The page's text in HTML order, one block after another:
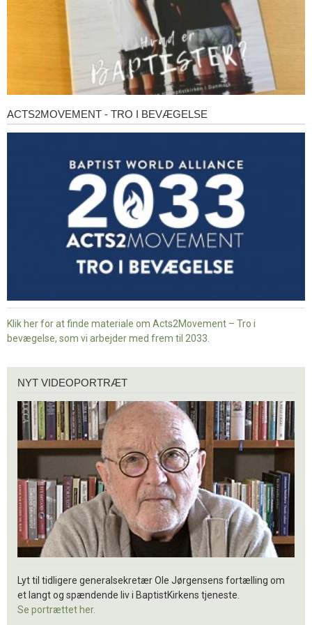
Acts2Movement
-
ACTS2MOVEMENT - TRO I BEVÆGELSE
Klik her for at finde materiale om Acts2Movement – Tro i
bevægelse, som vi arbejder med frem til 2033.
videoportræt
NYT VIDEOPORTRÆT
Lyt til tidligere generalsekretær Ole Jørgensens fortælling om
et langt og spændende liv i BaptistKirkens tjeneste.
Se portrættet her.